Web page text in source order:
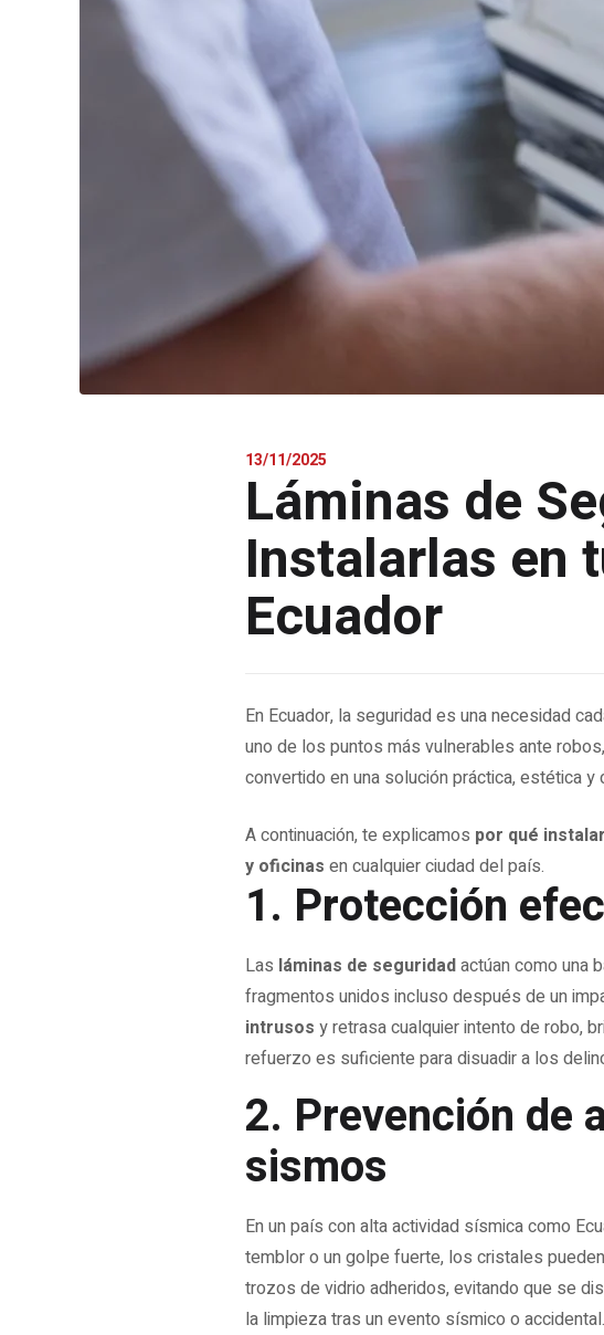
13/11/2025
Láminas de
Instalarlas en
Ecuador
En Ecuador, la seguridad es una necesidad
uno de los puntos más vulnerables ante
convertido en una solución práctica, estética
A continuación, te explicamos por qué
y oficinas en cualquier ciudad del país.
1. Protección
Las láminas de seguridadactúan como una
fragmentos unidos incluso después de un
intrusos y retrasa cualquier intento de robo,
refuerzo es suficiente para disuadir a los
2. Prevención de
sismos
En un país con alta actividad sísmica como
temblor o un golpe fuerte, los cristales
trozos de vidrio adheridos, evitando que se
la limpieza tras un evento sísmico o accidental.